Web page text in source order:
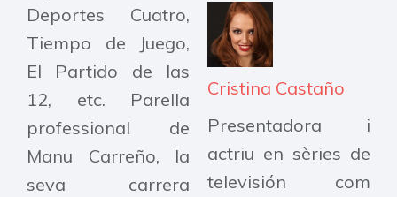
Deportes Cuatro,
Tiempo de Juego,
El Partido de las
12, etc. Parella
professional de
Manu Carreño, la
seva carrera
Cristina Castaño
Presentadora i
actriu en sèries de
televisión com